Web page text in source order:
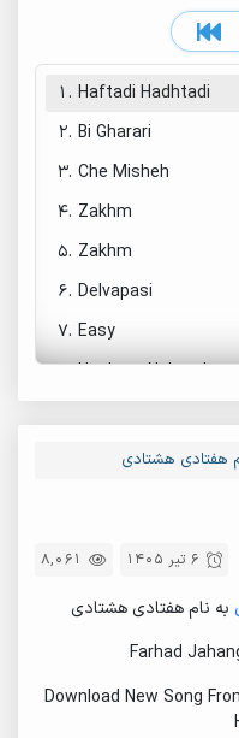
1. Haftadi Hadhtadi
2. Bi Gharari
3. Che Misheh
4. Zakhm
5. Zakhm
6. Delvapasi
7. Easy
8. Haghem Nabood
Nabshe Ghabr
13. Shayad (Remix)
14. Shayad
Parse Sefid
16. 5 Sobh (Remix)
هفتادی هشتادی
8,061 6 تیر 1405
به نام هفتادی هشتادی
Farhad
Download New Song